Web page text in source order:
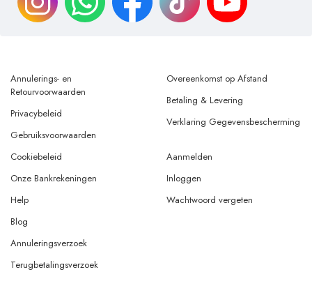
Annulerings- en
Retourvoorwaarden
Privacybeleid
Gebruiksvoorwaarden
Overeenkomst op Afstand
Betaling & Levering
Verklaring Gegevensbescherming
Cookiebeleid
Onze Bankrekeningen
Help
Aanmelden
Inloggen
Wachtwoord vergeten
Blog
Annuleringsverzoek
Terugbetalingsverzoek